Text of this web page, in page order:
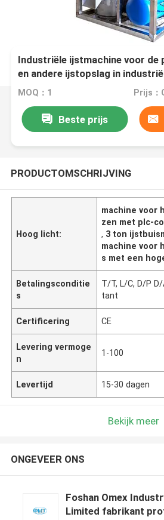
Industriële ijstmachine voor de
en andere ijstopslag in
MOQ：1
Beste prijs
PRODUCTOMSCHRIJVING
Hoog licht:
machine voor
zen met plc-
, 3 ton
machine voor
s met een
Betalingsconditie
s
T/T, L/C, D/P
tant
Certificering CE
Levering vermoge
n
1-100
Levertijd 15-30 dagen
Bekijk meer
ONGEVEER ONS
Foshan Omex
Limited fabrikant